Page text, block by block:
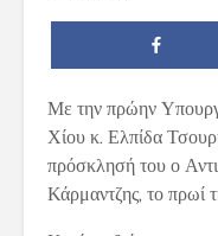
Με την πρώην
Χίου κ. Ελπίδα
πρόσκλησή του ο
Κάρμαντζης, το πρωί